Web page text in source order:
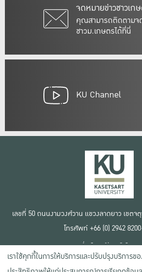
จดหมายข่าวชาวเก
คุณสามารถติดตามจ
ชาวม.เกษตรได้ที่นี่
KU Channel
เลขที่ 50 ถนนงามวงศ์วาน แขวงลาดยาว เขตจ
โทรศัพท์ +66 (0) 2942
เงื่อนไขการใช้งานเว็บไซต์
ข้อตกลงด้านสิทธิ์ใช้งาน
นโยบายความเป็นส่วนตัว
เราใช้คุกกี้ในการให้บริการและปรับปรุงบริการข